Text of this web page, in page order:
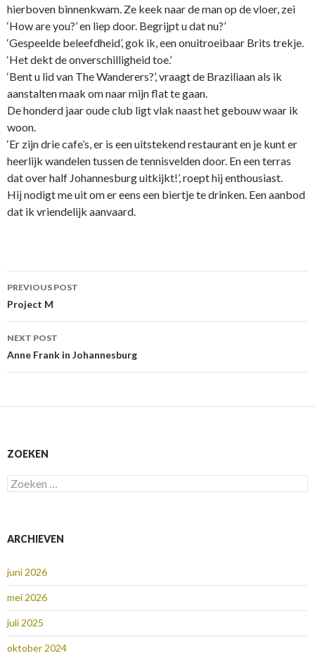
hierboven binnenkwam. Ze keek naar de man op de vloer, zei
‘How are you?’ en liep door. Begrijpt u dat nu?’
‘Gespeelde beleefdheid’, gok ik, een onuitroeibaar Brits trekje.
‘Het dekt de onverschilligheid toe.’
‘Bent u lid van The Wanderers?’, vraagt de Braziliaan als ik
aanstalten maak om naar mijn flat te gaan.
De honderd jaar oude club ligt vlak naast het gebouw waar ik
woon.
‘Er zijn drie cafe’s, er is een uitstekend restaurant en je kunt er
heerlijk wandelen tussen de tennisvelden door. En een terras
dat over half Johannesburg uitkijkt!’, roept hij enthousiast.
Hij nodigt me uit om er eens een biertje te drinken. Een aanbod
dat ik vriendelijk aanvaard.
Post
navigation
PREVIOUS POST
Project M
NEXT POST
Anne Frank in Johannesburg
ZOEKEN
Zoeken
naar:
ARCHIEVEN
juni 2026
mei 2026
juli 2025
oktober 2024